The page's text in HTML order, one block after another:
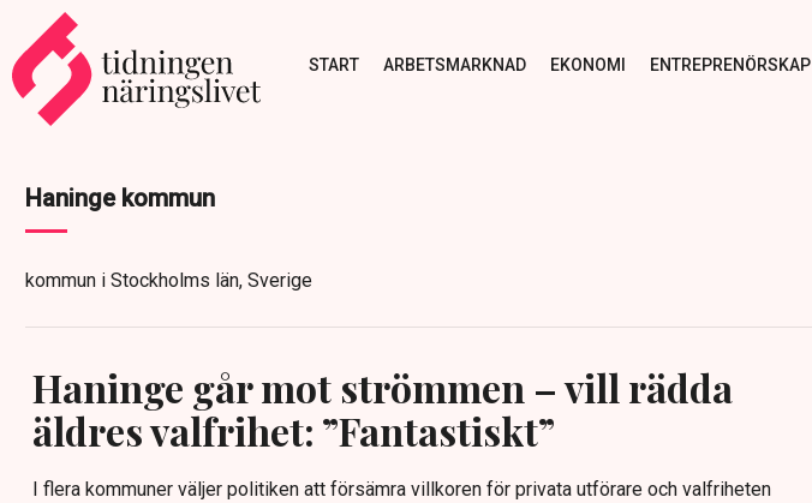
START ARBETSMARKNAD EKONOMI ENTREPRENÖRSKAP
Haninge kommun
kommun i Stockholms län, Sverige
Haninge går mot strömmen – vill rädda
äldres valfrihet: ”Fantastiskt”
I flera kommuner väljer politiken att försämra villkoren för privata utförare och valfriheten